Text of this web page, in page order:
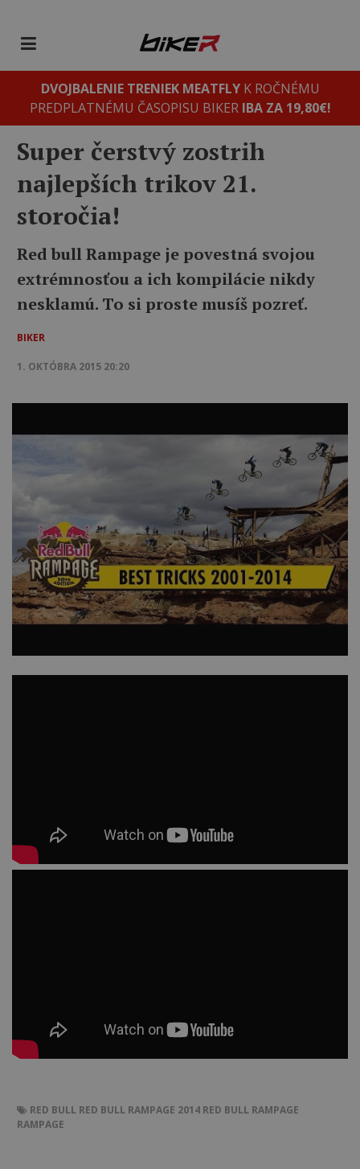
DVOJBALENIE TRENIEK MEATFLYK ROČNÉMU
PREDPLATNÉMU ČASOPISU BIKER IBA ZA 19,80€!
Super čerstvý zostrih
najlepších trikov 21.
storočia!
Red bull Rampage je povestná svojou
extrémnosťou a ich kompilácie nikdy
nesklamú. To si proste musíš pozreť.
BIKER
1. OKTÓBRA 2015 20:20
RED BULL RED BULL RAMPAGE 2014 RED BULL RAMPAGE
RAMPAGE